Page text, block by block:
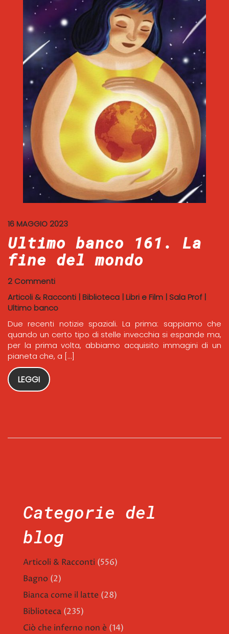
16 MAGGIO 2023
Ultimo banco 161. La
fine del mondo
2 Commenti
Articoli & Racconti | Biblioteca | Libri e Film | Sala Prof|
Ultimo banco
Due recenti notizie spaziali. La prima: sappiamo che
quando un certo tipo di stelle invecchia si espande ma,
per la prima volta, abbiamo acquisito immagini di un
pianeta che, a […]
LEGGI
Categorie del
blog
Articoli & Racconti (556)
Bagno (2)
Bianca come il latte (28)
Biblioteca (235)
Ciò che inferno non è (14)